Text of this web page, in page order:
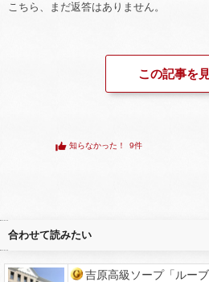
こちら、まだ返答はありません。
この記事を
知らなかった！ 9件
合わせて読みたい
吉原高級ソープ「ルー